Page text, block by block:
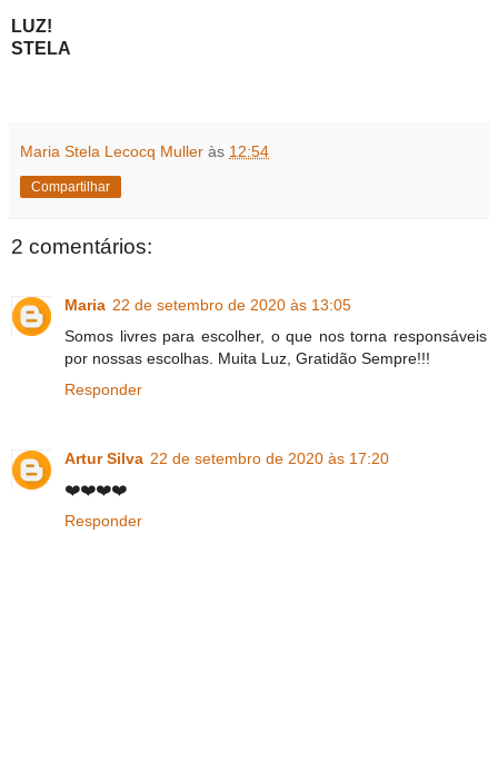
LUZ!
STELA
Maria Stela Lecocq Muller às 12:54
Compartilhar
2 comentários:
Maria 22 de setembro de 2020 às 13:05
Somos livres para escolher, o que nos torna responsáveis
por nossas escolhas. Muita Luz, Gratidão Sempre!!!
Responder
Artur Silva 22 de setembro de 2020 às 17:20
❤️❤️❤️❤️
Responder